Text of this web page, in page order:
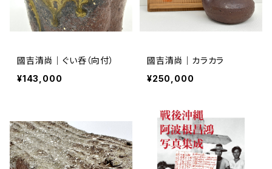
國吉清尚｜ぐい呑（向付）
¥143,000
國吉清尚｜カラカラ
¥250,000